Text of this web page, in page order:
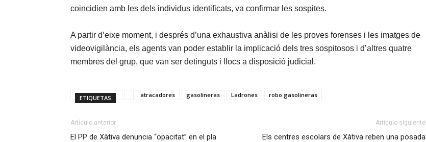
coincidien amb les dels individus identificats, va confirmar les sospites.
A partir d’eixe moment, i després d’una exhaustiva anàlisi de les proves forenses i les imatges de
videovigilància, els agents van poder establir la implicació dels tres sospitosos i d’altres quatre
membres del grup, que van ser detinguts i llocs a disposició judicial.
ETIQUETAS atracadores gasolineras Ladrones robo gasolineras
Artículo anterior
El PP de Xàtiva denuncia “opacitat” en el pla
Artículo siguiente
Els centres escolars de Xàtiva reben una posada